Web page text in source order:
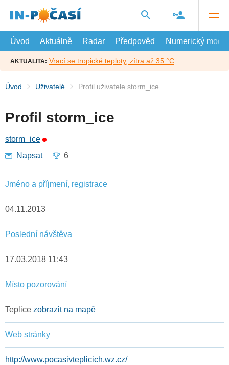
hlavní
Úvod
Aktuálně Radar Předpověď Numerický model
AKTUALITA: Vrací se tropické teploty, zítra až 35 °C
Úvod Uživatelé Profil uživatele storm_ice
Profil storm_ice
storm_ice
Napsat
6
Jméno a příjmení, registrace
04.11.2013
Poslední návštěva
17.03.2018 11:43
Místo pozorování
Teplice zobrazit na mapě
Web stránky
http://www.pocasivteplicich.wz.cz/